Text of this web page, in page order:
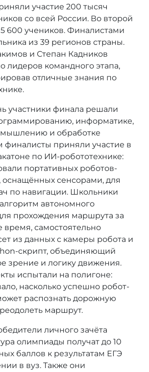
участие 200 тысяч
со всей России. Во второй
600 учеников. Финалистами
из 39 регионов страны.
и Степан Кадников
лидеров командного этапа,
отличные знания по
участники финала решали
информатике,
мышлению и обработке
финалисты приняли участие в
по ИИ-робототехнике:
портативных роботов-
оснащённых сенсорами, для
по навигации. Школьники
автономного
прохождения маршрута за
самостоятельно
из данных с камеры робота и
скрипт, объединяющий
зрение и логику движения.
испытали на полигоне:
насколько успешно робот-
распознать дорожную
маршрут.
личного зачёта
олимпиады получат до 10
баллов к результатам ЕГЭ
в вуз. Также они